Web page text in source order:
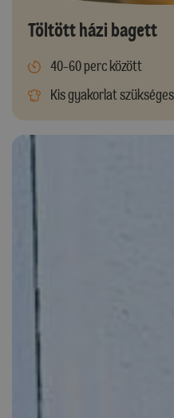
Töltött házi bagett
40-60 perc között
Kis gyakorlat szükséges